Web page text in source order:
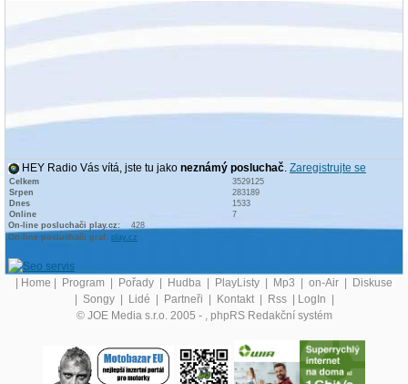
HEY Radio Vás vítá, jste tu jako neznámý posluchač. Zaregistrujte se
Celkem
3529125
Srpen
283189
Dnes
1533
Online
7
On-line posluchači play.cz:
428
On-line posluchači graf: play.cz
Home Program Pořady Hudba PlayListy Mp3 on-Air
Diskuse
Songy Lidé Partneři Kontakt Rss LogIn
© JOE Media s.r.o. 2005 - , phpRS Redakční systém